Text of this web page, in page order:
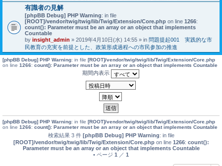
有識者の見解
[phpBB Debug] PHP Warning: in file
[ROOT]/vendor/twig/twig/lib/Twig/Extension/Core.php on line 1266:
count(): Parameter must be an array or an object that implements
Countable
by insight_admin » 2019年4月10日(水) 14:55 » in 問題提起001 実践的な市
民教育の充実を前提とした、政策形成過程への市民参加の推進
[phpBB Debug] PHP Warning: in file [ROOT]/vendor/twig/twig/lib/Twig/Extension/Core.php
on line 1266: count(): Parameter must be an array or an object that implements Countable
期間内表示
[phpBB Debug] PHP Warning: in file [ROOT]/vendor/twig/twig/lib/Twig/Extension/Core.php
on line 1266: count(): Parameter must be an array or an object that implements Countable
検索結果 3 件 [phpBB Debug] PHP Warning: in file
[ROOT]/vendor/twig/twig/lib/Twig/Extension/Core.phpon line 1266: count():
Parameter must be an array or an object that implements Countable
• ページ 1 ／ 1